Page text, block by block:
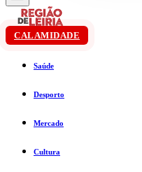
CALAMIDADE
Saúde
Desporto
Mercado
Cultura